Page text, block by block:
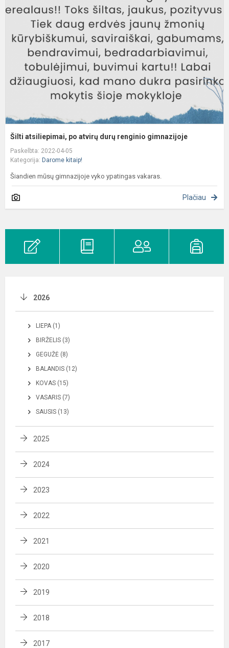
Šilti atsiliepimai, po atvirų durų renginio gimnazijoje
Paskelbta: 2022-04-05
Kategorija: Darome kitaip!
Šiandien mūsų gimnazijoje vyko ypatingas vakaras.
Plačiau
2026
LIEPA (1)
BIRŽELIS (3)
GEGUŽĖ (8)
BALANDIS (12)
KOVAS (15)
VASARIS (7)
SAUSIS (13)
2025
2024
2023
2022
2021
2020
2019
2018
2017